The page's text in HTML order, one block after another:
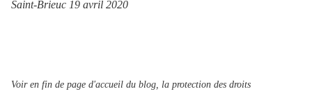
Saint-Brieuc 19 avril 2020
Voir en fin de page d'accueil du blog, la protection des droits